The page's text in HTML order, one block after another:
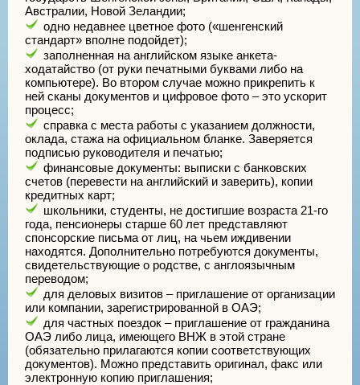
Австралии, Новой Зеландии;
одно недавнее цветное фото («шенгенский
стандарт» вполне подойдет);
заполненная на английском языке анкета-
ходатайство (от руки печатными буквами либо на
компьютере). Во втором случае можно прикрепить к
ней сканы документов и цифровое фото – это ускорит
процесс;
справка с места работы с указанием должности,
оклада, стажа на официальном бланке. Заверяется
подписью руководителя и печатью;
финансовые документы: выписки с банковских
счетов (перевести на английский и заверить), копии
кредитных карт;
школьники, студенты, не достигшие возраста 21-го
года, пенсионеры старше 60 лет представляют
спонсорские письма от лиц, на чьем иждивении
находятся. Дополнительно потребуются документы,
свидетельствующие о родстве, с англоязычным
переводом;
для деловых визитов – приглашение от организации
или компании, зарегистрированной в ОАЭ;
для частных поездок – приглашение от гражданина
ОАЭ либо лица, имеющего ВНЖ в этой стране
(обязательно прилагаются копии соответствующих
документов). Можно представить оригинал, факс или
электронную копию приглашения;